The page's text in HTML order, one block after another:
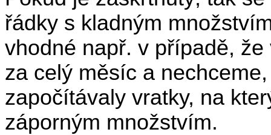
řádky s kladným
vhodné např. v případě,
za celý měsíc a
započítávaly vratky, na
záporným množstvím.